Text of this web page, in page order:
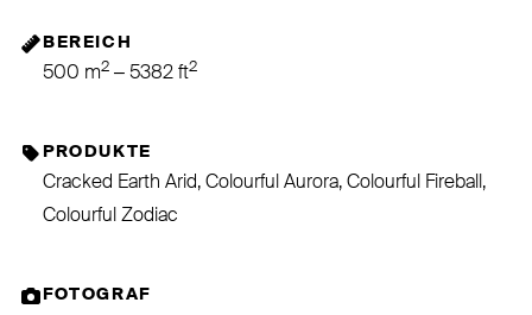
BEREICH
500 m2 – 5382 ft2
PRODUKTE
Cracked Earth Arid, Colourful Aurora, Colourful Fireball,
Colourful Zodiac
FOTOGRAF